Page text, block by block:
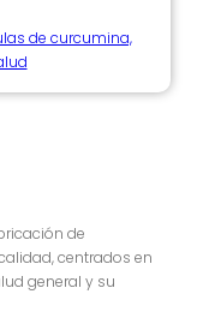
de curcumina,
de
centrados en
general y su